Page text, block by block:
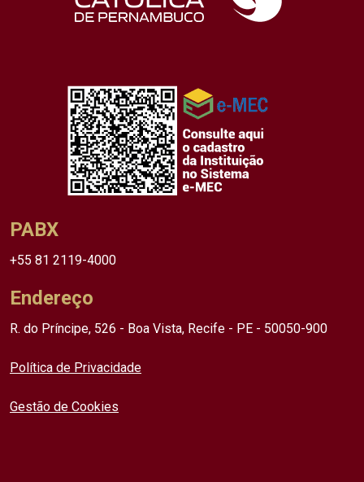
PABX
+55 81 2119-4000
Endereço
R. do Príncipe, 526 - Boa Vista, Recife - PE - 50050-900
Política de Privacidade
Gestão de Cookies